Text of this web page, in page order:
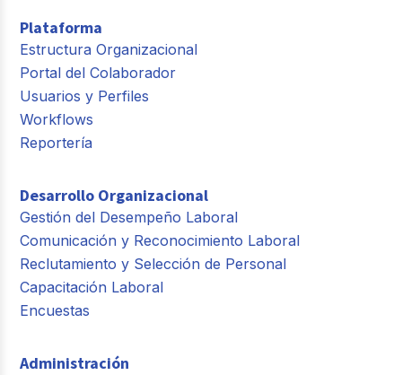
Plataforma
Estructura Organizacional
Portal del Colaborador
Usuarios y Perfiles
Workflows
Reportería
Desarrollo Organizacional
Gestión del Desempeño Laboral
Comunicación y Reconocimiento Laboral
Reclutamiento y Selección de Personal
Capacitación Laboral
Encuestas
Administración